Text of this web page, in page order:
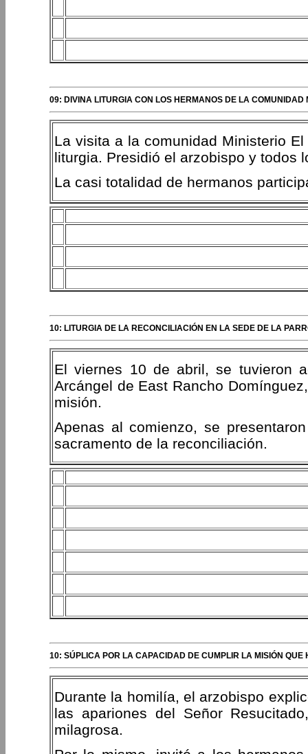
09: DIVINA LITURGIA CON LOS HERMANOS DE LA COMUNIDAD
La visita a la comunidad Ministerio
liturgia. Presidió el arzobispo y todos
La casi totalidad de hermanos
10: LITURGIA DE LA RECONCILIACIÓN EN LA SEDE DE LA
El viernes 10 de abril, se tuvieron
Arcángel de East Rancho
misión.
Apenas al comienzo, se
sacramento de la reconciliación.
10: SÚPLICA POR LA CAPACIDAD DE CUMPLIR LA MISIÓN
Durante la homilía, el arzobispo
las apariones del Señor
milagrosa.